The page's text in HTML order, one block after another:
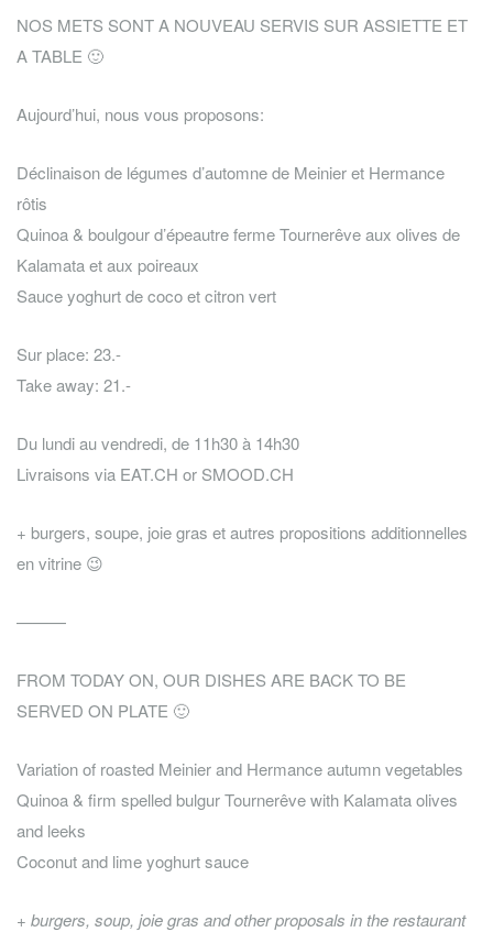
NOS METS SONT A NOUVEAU SERVIS SUR ASSIETTE ET
A TABLE 🙂
Aujourd’hui, nous vous proposons:
Déclinaison de légumes d’automne de Meinier et Hermance
rôtis
Quinoa & boulgour d’épeautre ferme Tournerêve aux olives de
Kalamata et aux poireaux
Sauce yoghurt de coco et citron vert
Sur place: 23.-
Take away: 21.-
Du lundi au vendredi, de 11h30 à 14h30
Livraisons via EAT.CH or SMOOD.CH
+ burgers, soupe, joie gras et autres propositions additionnelles
en vitrine 😉
———
FROM TODAY ON, OUR DISHES ARE BACK TO BE
SERVED ON PLATE 🙂
Variation of roasted Meinier and Hermance autumn vegetables
Quinoa & firm spelled bulgur Tournerêve with Kalamata olives
and leeks
Coconut and lime yoghurt sauce
+ burgers, soup, joie gras and other proposals in the restaurant